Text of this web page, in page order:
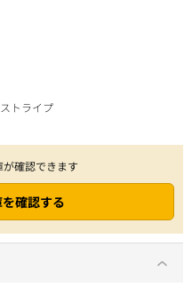
トライプ
が確認できます
確認する